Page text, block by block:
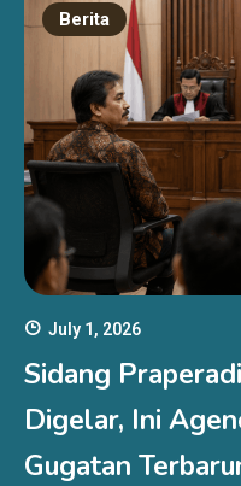
Berita
July 1, 2026
Sidang
Digelar, Ini
Gugatan